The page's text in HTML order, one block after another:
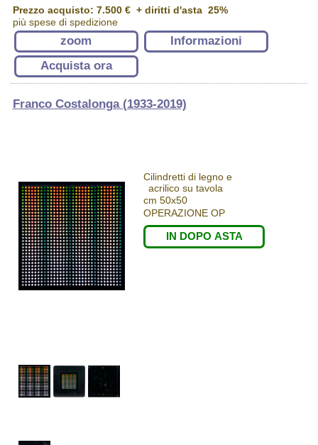
Prezzo acquisto: 7.500 €+ diritti d'asta 25%
più spese di spedizione
zoom
Informazioni
Acquista ora
Franco Costalonga (1933-2019)
Cilindretti di legno e
acrilico su tavola
cm 50x50
OPERAZIONE OP
IN DOPO ASTA